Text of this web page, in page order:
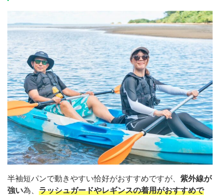
半袖短パンで動きやすい恰好がおすすめですが、 紫外線が
強い為、 ラッシュガードやレギンスの着用がおすすめで